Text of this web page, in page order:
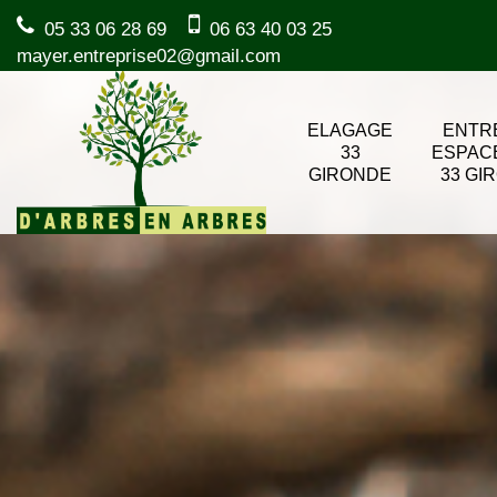
05 33 06 28 69
06 63 40 03 25
mayer.entreprise02@gmail.com
ELAGAGE
33
GIRONDE
33